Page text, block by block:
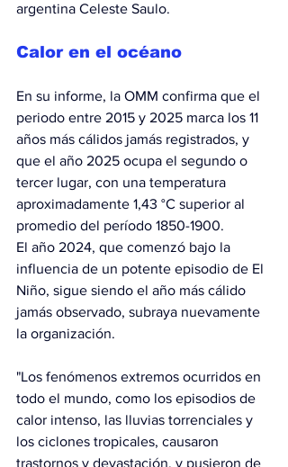
argentina Celeste Saulo.
Calor en el océano
En su informe, la OMM confirma que el
periodo entre 2015 y 2025 marca los 11
años más cálidos jamás registrados, y
que el año 2025 ocupa el segundo o
tercer lugar, con una temperatura
aproximadamente 1,43 °C superior al
promedio del período 1850-1900.
El año 2024, que comenzó bajo la
influencia de un potente episodio de El
Niño, sigue siendo el año más cálido
jamás observado, subraya nuevamente
la organización.
"Los fenómenos extremos ocurridos en
todo el mundo, como los episodios de
calor intenso, las lluvias torrenciales y
los ciclones tropicales, causaron
trastornos y devastación, y pusieron de